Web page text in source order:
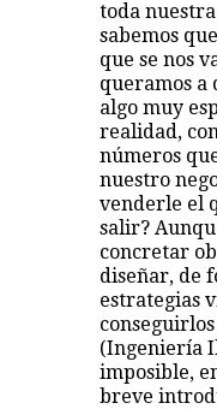
toda
sabemos
que se nos
queramos a
algo muy
realidad,
números
nuestro
venderle el
salir?
concretar
diseñar, de
estrategias
(Ingeniería
imposible,
breve